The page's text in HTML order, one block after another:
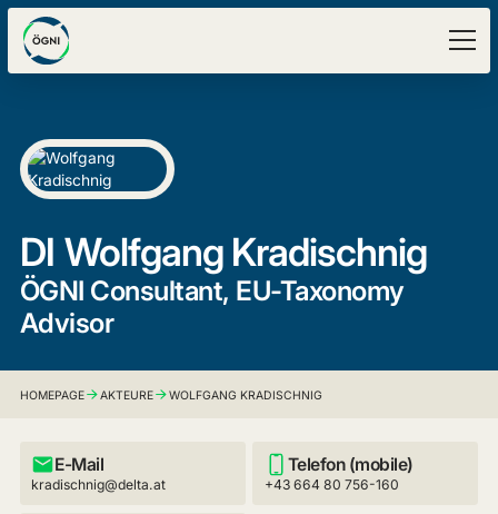
DI Wolfgang Kradischnig
ÖGNI Consultant, EU-Taxonomy
Advisor
HOMEPAGE AKTEURE WOLFGANG KRADISCHNIG
E-Mail
kradischnig@delta.at
Telefon (mobile)
+43 664 80 756-160